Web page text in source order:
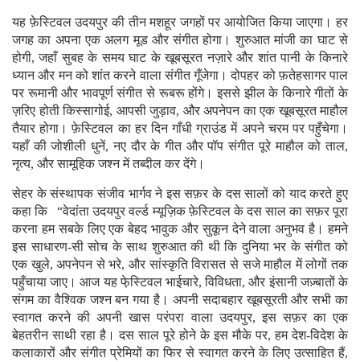
यह फ़ेस्टिवल उदयपुर की तीन मशहूर जगहों पर आयोजित किया जाएगा। हर
जगह का अपना एक अलग मूड और संगीत होगा। शुरुआत मांजी का घाट से
होगी, जहाँ सुबह के समय घाट के खूबसूरत नज़ारे और शांत पानी के किनारे
ध्यान और मन को शांत करने वाला संगीत गूँजेगा। दोपहर को फ़तेहसागर पाल
पर रूमानी और भावपूर्ण संगीत से रूबरू होंगे। इससे झील के किनारे गीतों के
ज़रिए होती किस्सागोई, आपसी जुड़ाव, और अपनेपन का एक खूबसूरत माहौल
तैयार होगा। फ़ेस्टिवल का हर दिन गाँधी ग्राउंड में अपने चरम पर पहुँचेगा।
यहाँ की जोशीली धुनें, नए दौर के गीत और पॉप संगीत पूरे माहौल को ताल,
नृत्य, और सामूहिक जश्न में तब्दील कर देंगे।
सेहर के संस्थापक संजीव भार्गव ने इस सफ़र के दस सालों को याद करते हुए
कहा कि “वेदांता उदयपुर वर्ल्ड म्यूज़िक फ़ेस्टिवल के दस साल का सफ़र पूरा
करना हम सबके लिए एक बेहद भावुक और सुकून देने वाला अनुभव है। हमने
इस साधारण-सी सोच के साथ शुरुआत की थी कि दुनिया भर के संगीत को
एक खुले, अपनेपन से भरे, और सांस्कृति विरासत से सजे माहौल में लोगों तक
पहुँचाया जाए। आज यह फे़स्टिवल भाईचारे, विविधता, और इंसानी जज़्बातों के
संगम का वैश्विक जश्न बन गया है। अपनी सदाबहार खूबसूरती और सभी का
स्वागत करने की अपनी खास परंपरा वाला उदयपुर, इस सफ़र का एक
बेहतरीन साथी रहा है। दस साल पूरे होने के इस मौके पर, हम देश-विदेश के
कलाकारों और संगीत प्रेमियों का फिर से स्वागत करने के लिए उत्साहित हैं,